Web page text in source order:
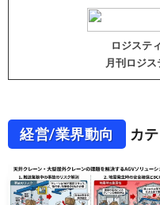
ロジステ
月刊ロジ
経営/業界動向 カ